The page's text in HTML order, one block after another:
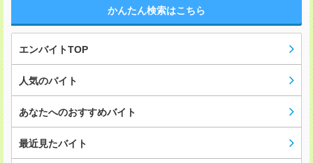
かんたん検索はこちら
エンバイトTOP
人気のバイト
あなたへのおすすめバイト
最近見たバイト